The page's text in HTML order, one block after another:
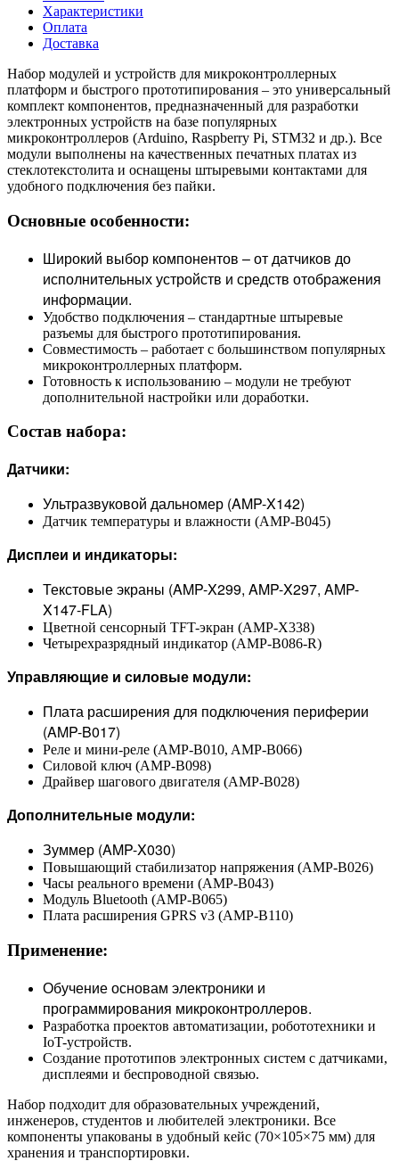
Характеристики
Оплата
Доставка
Набор модулей и устройств для микроконтроллерных
платформ и быстрого прототипирования – это универсальный
комплект компонентов, предназначенный для разработки
электронных устройств на базе популярных
микроконтроллеров (Arduino, Raspberry Pi, STM32 и др.). Все
модули выполнены на качественных печатных платах из
стеклотекстолита и оснащены штыревыми контактами для
удобного подключения без пайки.
Основные особенности:
Широкий выбор компонентов – от датчиков до
исполнительных устройств и средств отображения
информации.
Удобство подключения – стандартные штыревые
разъемы для быстрого прототипирования.
Совместимость – работает с большинством популярных
микроконтроллерных платформ.
Готовность к использованию – модули не требуют
дополнительной настройки или доработки.
Состав набора:
Датчики:
Ультразвуковой дальномер (AMP-X142)
Датчик температуры и влажности (AMP-B045)
Дисплеи и индикаторы:
Текстовые экраны (AMP-X299, AMP-X297, AMP-
X147-FLA)
Цветной сенсорный TFT-экран (AMP-X338)
Четырехразрядный индикатор (AMP-B086-R)
Управляющие и силовые модули:
Плата расширения для подключения периферии
(AMP-B017)
Реле и мини-реле (AMP-B010, AMP-B066)
Силовой ключ (AMP-B098)
Драйвер шагового двигателя (AMP-B028)
Дополнительные модули:
Зуммер (AMP-X030)
Повышающий стабилизатор напряжения (AMP-B026)
Часы реального времени (AMP-B043)
Модуль Bluetooth (AMP-B065)
Плата расширения GPRS v3 (AMP-B110)
Применение:
Обучение основам электроники и
программирования микроконтроллеров.
Разработка проектов автоматизации, робототехники и
IoT-устройств.
Создание прототипов электронных систем с датчиками,
дисплеями и беспроводной связью.
Набор подходит для образовательных учреждений,
инженеров, студентов и любителей электроники. Все
компоненты упакованы в удобный кейс (70×105×75 мм) для
хранения и транспортировки.